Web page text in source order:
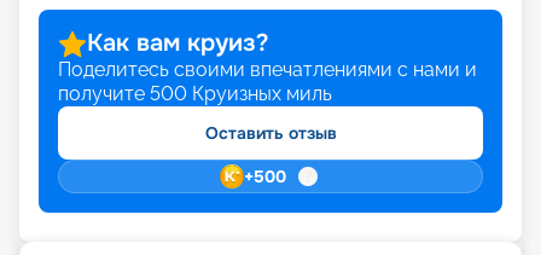
Как вам круиз?
Поделитесь своими впечатлениями с нами и
получите 500 Круизных миль
Оставить отзыв
+500